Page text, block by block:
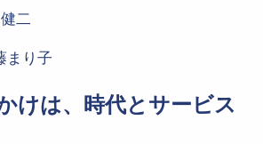
二
まり子
けは、時代とサービス